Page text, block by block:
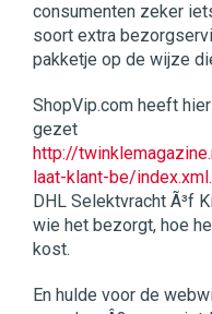
consumenten zeker
soort extra
pakketje op de wijze
ShopVip.com heeft
gezet
http://
laat-klant-be/index.xml.
DHL Selektvracht Ã³f
wie het bezorgt, hoe
kost.
En hulde voor de